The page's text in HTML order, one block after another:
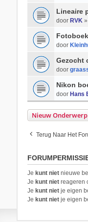
Lineaire
door RVK»
Fotoboek
door
Gezocht
door
Nikon
door Hans
Nieuw Onderwerp
Terug Naar Het
Je kunt nietnieuwe
Je kunt nietreageren
Je kunt nietje eigen
Je kunt nietje eigen